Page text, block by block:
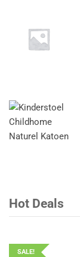
Hot Deals
SALE!